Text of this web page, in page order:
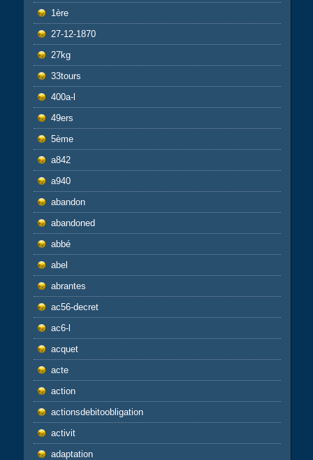
1ère
27-12-1870
27kg
33tours
400a-l
49ers
5ème
a842
a940
abandon
abandoned
abbé
abel
abrantes
ac56-decret
ac6-l
acquet
acte
action
actionsdebitoobligation
activit
adaptation